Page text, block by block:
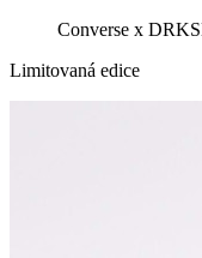
Converse x
Limitovaná edice